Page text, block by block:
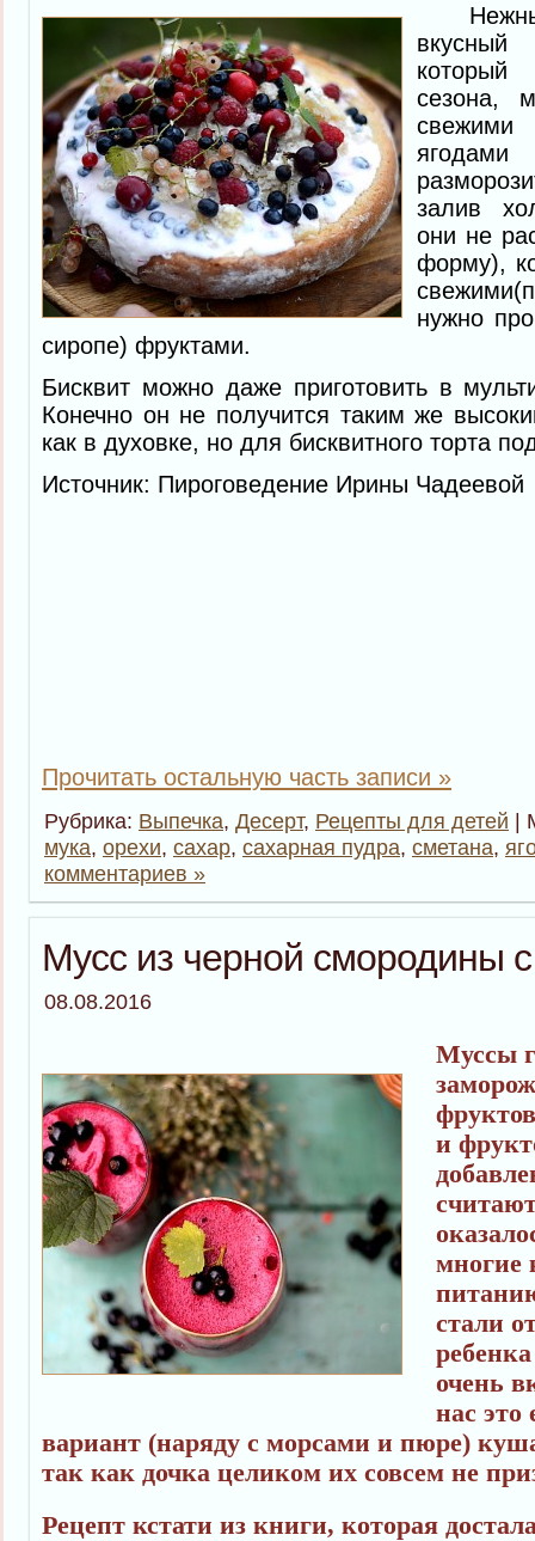
сезона,
свежими
залив
они не
форму),
нужно
сиропе) фруктами.
Бисквит можно даже приготовить в
Конечно он не получится таким же
как в духовке, но для бисквитного торта
Источник: Пироговедение Ирины Чадеевой
Прочитать остальную часть записи »
Рубрика: Выпечка, Десерт, Рецепты для детей |
мука, орехи, сахар, сахарная пудра, сметана,
комментариев »
Мусс из черной смородины
08.08.2016
Муссы
и
многие
стали
очень
нас это
вариант (наряду с морсами и пюре)
так как дочка целиком их совсем не
Рецепт кстати из книги, которая